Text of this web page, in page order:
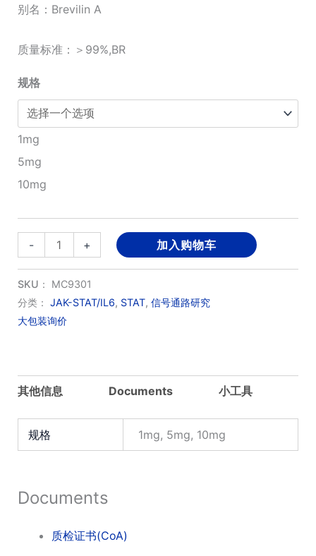
别名：Brevilin A
质量标准：＞99%,BR
规格
1mg
5mg
10mg
-
Brevilin
A
数
量
+ 加入购物车
SKU： MC9301
分类： JAK-STAT/IL6, STAT, 信号通路研究
大包装询价
其他信息 Documents 小工具
规格 1mg, 5mg, 10mg
Documents
质检证书(CoA)